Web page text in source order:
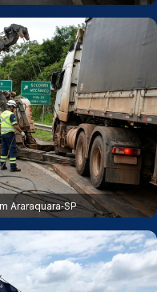
Araraquara‑SP